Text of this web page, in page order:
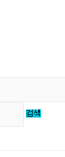
검색